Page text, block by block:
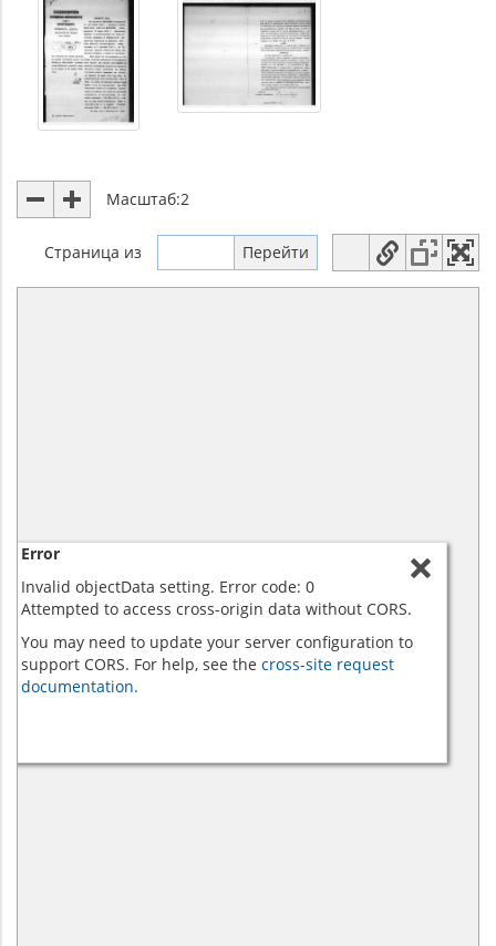
Масштаб:2
Страница из
Error
Invalid objectData setting. Error code: 0
Attempted to access cross-origin data without CORS.
You may need to update your server configuration to
support CORS. For help, see the cross-site request
documentation.